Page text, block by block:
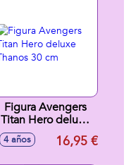
Figura Avengers
Titan Hero deluxe
Thanos 30 cm
4 años 16,95 €